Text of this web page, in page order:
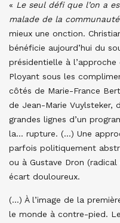
« Le seul défi que l’on a
malade de la
mieux une onction.
bénéficie aujourd’hui du
présidentielle à
Ployant sous les
côtés de Marie-France
de Jean-Marie Vuylsteker,
grandes lignes d’un
la… rupture. (…) Une
parfois politiquement
ou à Gustave Dron
écart douloureux.
(…) À l’image de la
le monde à contre-pied.